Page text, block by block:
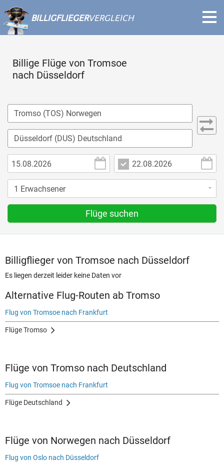
BILLIGFLIEGERVERGLEICH
Billige Flüge von Tromsoe
nach Düsseldorf
Flüge suchen
Billigflieger von Tromsoe nach Düsseldorf
Es liegen derzeit leider keine Daten vor
Alternative Flug-Routen ab Tromso
Flug von Tromsoe nach Frankfurt
Flüge Tromso
Flüge von Tromso nach Deutschland
Flug von Tromsoe nach Frankfurt
Flüge Deutschland
Flüge von Norwegen nach Düsseldorf
Flug von Oslo nach Düsseldorf